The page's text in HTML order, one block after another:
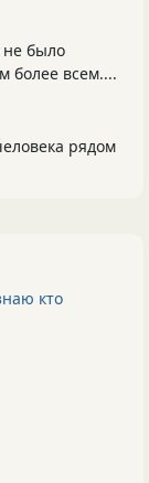
не было
более всем....
рядом
кто